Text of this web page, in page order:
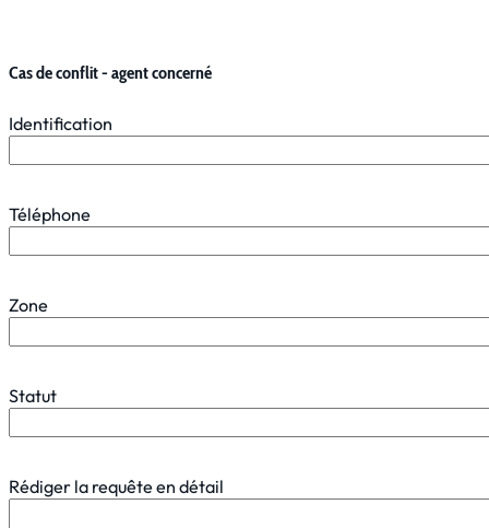
Cas de conflit - agent concerné
Identification
Téléphone
Zone
Statut
Rédiger la requête en détail